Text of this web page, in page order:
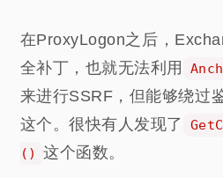
在ProxyLogon之后，
全补丁，也就无法利用
来进行SSRF，但能够绕过
这个。很快有人发现了
()
这个函数。